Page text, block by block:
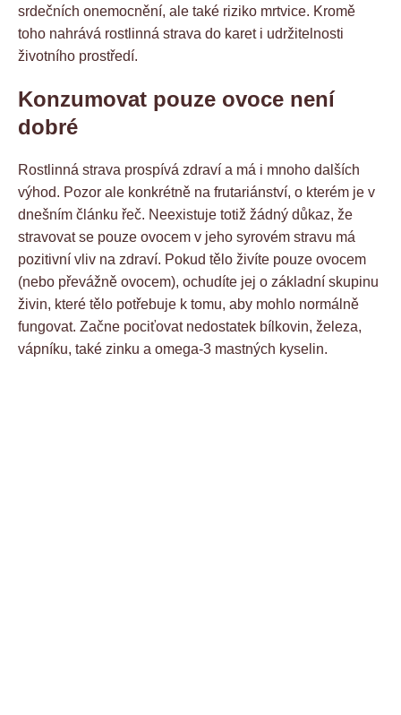
srdečních onemocnění, ale také riziko mrtvice. Kromě
toho nahrává rostlinná strava do karet i udržitelnosti
životního prostředí.
Konzumovat pouze ovoce není
dobré
Rostlinná strava prospívá zdraví a má i mnoho dalších
výhod. Pozor ale konkrétně na frutariánství, o kterém je v
dnešním článku řeč. Neexistuje totiž žádný důkaz, že
stravovat se pouze ovocem v jeho syrovém stravu má
pozitivní vliv na zdraví. Pokud tělo živíte pouze ovocem
(nebo převážně ovocem), ochudíte jej o základní skupinu
živin, které tělo potřebuje k tomu, aby mohlo normálně
fungovat. Začne pociťovat nedostatek bílkovin, železa,
vápníku, také zinku a omega-3 mastných kyselin.